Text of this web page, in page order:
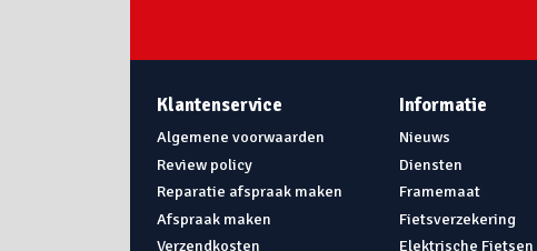
Klantenservice
Algemene voorwaarden
Review policy
Reparatie afspraak maken
Afspraak maken
Verzendkosten
Informatie
Nieuws
Diensten
Framemaat
Fietsverzekering
Elektrische Fietsen